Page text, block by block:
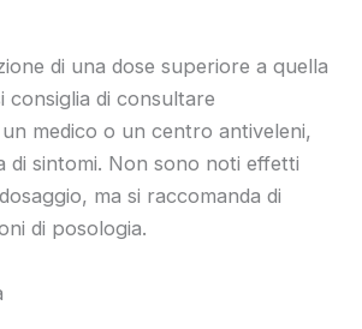
di una dose superiore a quella
consiglia di consultare
medico o un centro antiveleni,
di sintomi. Non sono noti effetti
ma si raccomanda di
di posologia.